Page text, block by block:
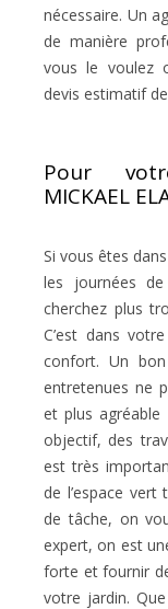
nécessaire. Un
de manière
vous le voulez
devis estimatif
Pour
MICKAEL
Si vous êtes
les journées
cherchez plus
C’est dans
confort. Un
entretenues ne
et plus agréable
objectif, des
est très
de l’espace
de tâche, on
expert, on est
forte et fournir
votre jardin.